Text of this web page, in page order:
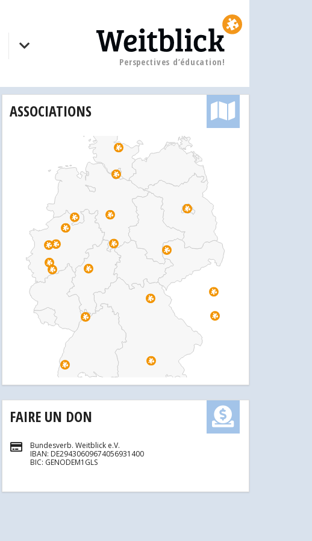
Perspectives d’éducation!
ASSOCIATIONS
FAIRE UN DON
Bundesverb. Weitblick e.V.
IBAN: DE29430609674056931400
BIC: GENODEM1GLS